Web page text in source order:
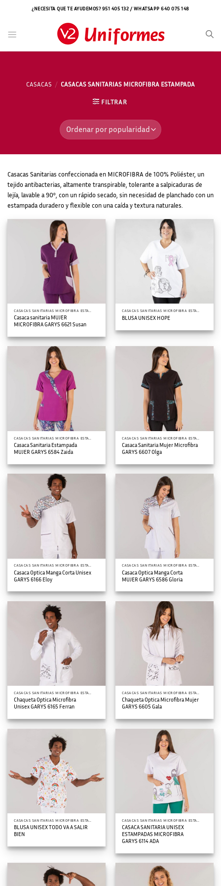
¿NECESITA QUE TE AYUDEMOS? 951 405 132 / WHATSAPP 640 075 148
CASACAS / CASACAS SANITARIAS MICROFIBRA ESTAMPADA
FILTRAR
Casacas Sanitarias confeccionada en MICROFIBRA de 100% Poliéster, un
tejido antibacterias, altamente transpirable, tolerante a salpicaduras de
lejía, lavable a 90º, con un rápido secado, sin necesidad de planchado con un
estampada duradero y flexible con una caída y textura naturales.
Casaca sanitaria MUJER
MICROFIBRA GARYS 6621 Susan
BLUSA UNISEX HOPE
Casaca Sanitaria Estampada
MUJER GARYS 6584 Zaida
Casaca Sanitaria Mujer Microfibra
GARYS 6607 Olga
CASACAS SANITARIAS MICROFIBRA ESTAMPADA
Casaca Optica Manga Corta Unisex
GARYS 6166 Eloy
CASACAS SANITARIAS MICROFIBRA ESTAMPADA
Casaca Optica Manga Corta
MUJER GARYS 6586 Gloria
CASACAS SANITARIAS MICROFIBRA ESTAMPADA
Chaqueta Optica Microfibra
Unisex GARYS 6165 Ferran
CASACAS SANITARIAS MICROFIBRA ESTAMPADA
Chaqueta Optica Microfibra Mujer
GARYS 6605 Gala
BLUSA UNISEX TODO VA A SALIR
BIEN
CASACA SANITARIA UNISEX
ESTAMPADAS MICROFIBRA
GARYS 6114 ADA